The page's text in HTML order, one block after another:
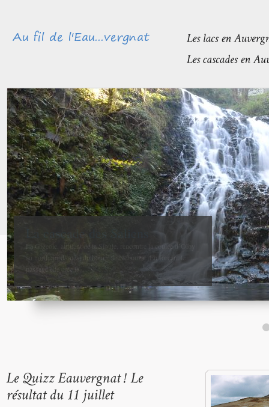
Méandres et boires de la Sioule
avant de rejoindre l’Allier
La confluence entre la Sioule et l’Allier se fait entre Contigny
et La Ferté-Hauterive peu après Saint-Pourçain sur-Sioule à...